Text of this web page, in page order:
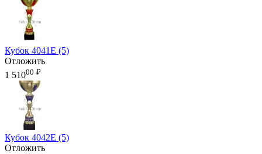
Кубок 4041E (5)
Отложить
1 51000 ₽
Кубок 4042E (5)
Отложить